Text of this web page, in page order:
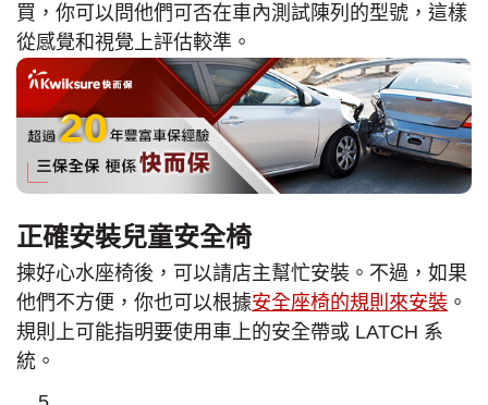
買，你可以問他們可否在車內測試陳列的型號，這樣
從感覺和視覺上評估較準。
正確安裝兒童安全椅
揀好心水座椅後，可以請店主幫忙安裝。不過，如果
他們不方便，你也可以根據安全座椅的規則來安裝 。
規則上可能指明要使用車上的安全帶或 LATCH 系
統。